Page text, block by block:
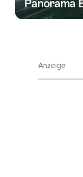
Panorama
Anzeige